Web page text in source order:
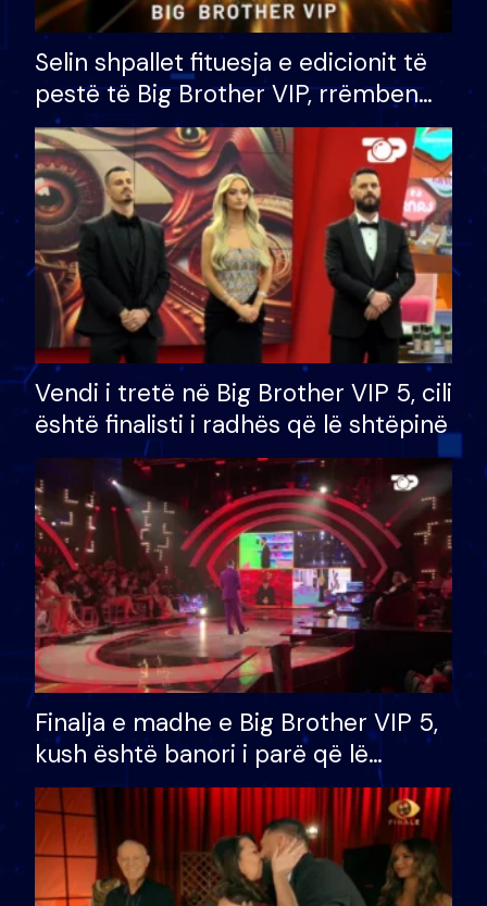
Selin shpallet fituesja e edicionit të
pestë të Big Brother VIP, rrëmben
çmimin e madh prej 100 mijë eurosh
Vendi i tretë në Big Brother VIP 5, cili
është finalisti i radhës që lë shtëpinë
Finalja e madhe e Big Brother VIP 5,
kush është banori i parë që lë
shtëpinë dhe humb mundësinë për
të fituar çmimin e madh